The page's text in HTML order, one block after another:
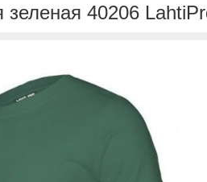
40206